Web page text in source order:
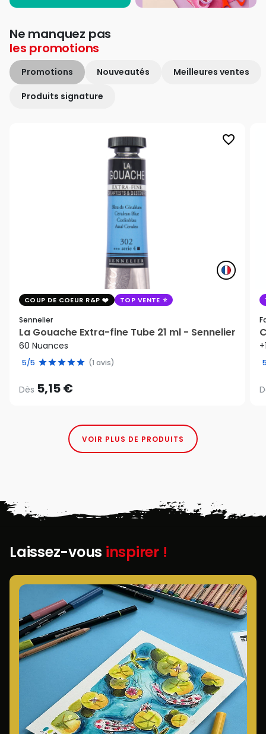
Ne manquez pas
les promotions
Promotions Nouveautés Meilleures ventes
Produits signature
favorite_border
COUP DE COEUR R&P TOP VENTE
Sennelier
La Gouache Extra-fine Tube 21 ml - Sennelier
60 Nuances
5/5 (1 avis)
Dès 5,15 €
VOIR PLUS DE PRODUITS
Laissez-vous inspirer !